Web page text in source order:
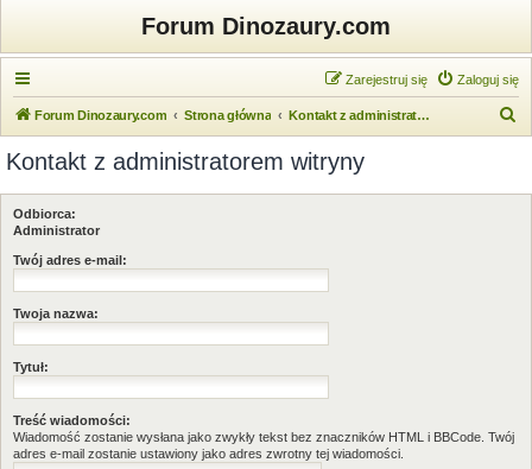
Forum Dinozaury.com
Zaloguj się
Zarejestruj się
Forum Dinozaury.com Strona główna Kontakt z administratorem witryny
k
Kontakt z administratorem witryny
Odbiorca:
Administrator
Twój adres e-mail:
Twoja nazwa:
Tytuł:
Treść wiadomości:
Wiadomość zostanie wysłana jako zwykły tekst bez znaczników HTML i BBCode. Twój
adres e-mail zostanie ustawiony jako adres zwrotny tej wiadomości.